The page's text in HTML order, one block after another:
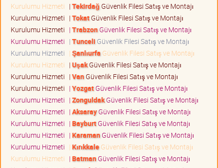
Kurulumu Hizmeti | Tekirdağ Güvenlik Filesi Satış ve Montajı
Kurulumu Hizmeti | TokatGüvenlik Filesi Satış ve Montajı
Kurulumu Hizmeti | TrabzonGüvenlik Filesi Satış ve Montajı
Kurulumu Hizmeti | Tunceli Güvenlik Filesi Satış ve Montajı
Kurulumu Hizmeti | Şanlıurfa Güvenlik Filesi Satış ve Montajı
Kurulumu Hizmeti | UşakGüvenlik Filesi Satış ve Montajı
Kurulumu Hizmeti | VanGüvenlik Filesi Satış ve Montajı
Kurulumu Hizmeti | YozgatGüvenlik Filesi Satış ve Montajı
Kurulumu Hizmeti | ZonguldakGüvenlik Filesi Satış ve Montajı
Kurulumu Hizmeti | AksarayGüvenlik Filesi Satış ve Montajı
Kurulumu Hizmeti | BayburtGüvenlik Filesi Satış ve Montajı
Kurulumu Hizmeti | KaramanGüvenlik Filesi Satış ve Montajı
Kurulumu Hizmeti | KırıkkaleGüvenlik Filesi Satış ve Montajı
Kurulumu Hizmeti | BatmanGüvenlik Filesi Satış ve Montajı